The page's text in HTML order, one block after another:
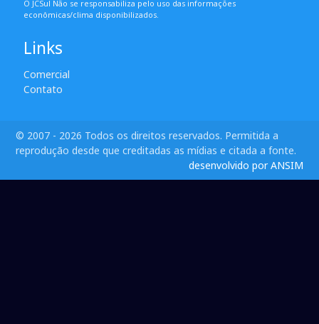
O JCSul Não se responsabiliza pelo uso das informações
econômicas/clima disponibilizados.
Links
Comercial
Contato
© 2007 - 2026 Todos os direitos reservados. Permitida a
reprodução desde que creditadas as mídias e citada a fonte.
desenvolvido por ANSIM